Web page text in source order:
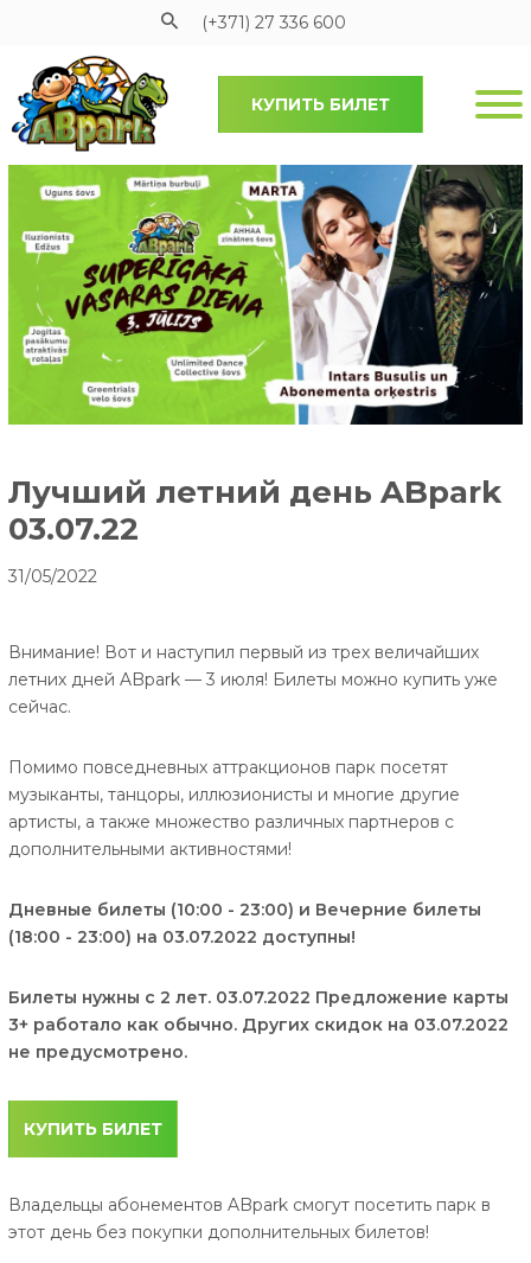
Pāriet uz galveno saturu
(+371) 27 336 600
КУПИТЬ БИЛЕТ
Лучший летний день ABpark
03.07.22
31/05/2022
Внимание! Вот и наступил первый из трех величайших
летних дней ABpark — 3 июля! Билеты можно купить уже
сейчас.
Помимо повседневных аттракционов парк посетят
музыканты, танцоры, иллюзионисты и многие другие
артисты, а также множество различных партнеров с
дополнительными активностями!
Дневные билеты (10:00 - 23:00) и Вечерние билеты
(18:00 - 23:00) на 03.07.2022 доступны!
Билеты нужны с 2 лет. 03.07.2022 Предложение карты
3+ работало как обычно. Других скидок на 03.07.2022
не предусмотрено.
КУПИТЬ БИЛЕТ
Владельцы абонементов ABpark смогут посетить парк в
этот день без покупки дополнительных билетов!